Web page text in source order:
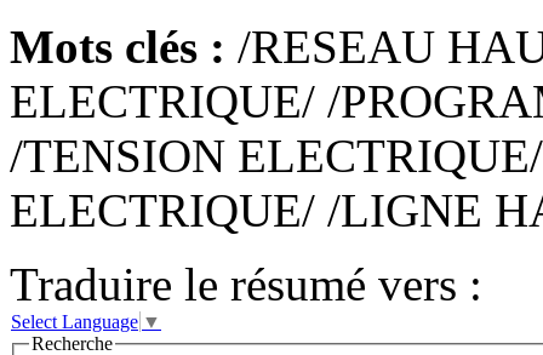
Mots clés : /RESEAU
ELECTRIQUE/ /
/TENSION
ELECTRIQUE/ /LIGNE
Traduire le résumé vers :
Select Language ▼
Recherche